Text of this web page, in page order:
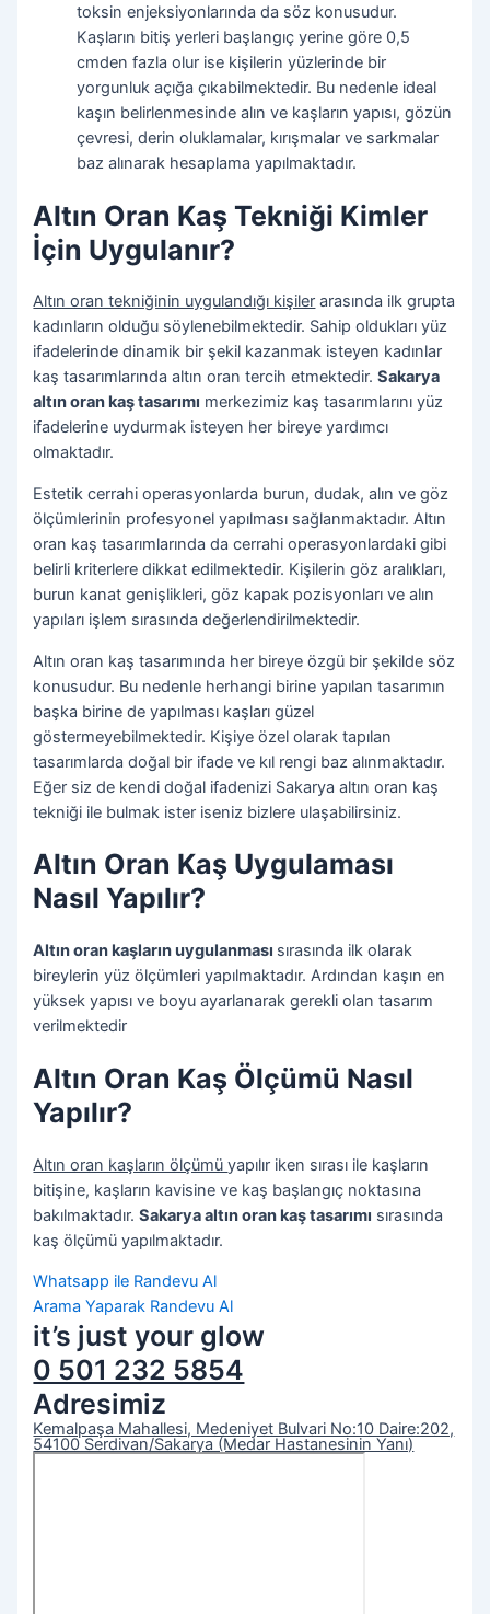
toksin enjeksiyonlarında da söz konusudur.
Kaşların bitiş yerleri başlangıç yerine göre 0,5
cmden fazla olur ise kişilerin yüzlerinde bir
yorgunluk açığa çıkabilmektedir. Bu nedenle ideal
kaşın belirlenmesinde alın ve kaşların yapısı, gözün
çevresi, derin oluklamalar, kırışmalar ve sarkmalar
baz alınarak hesaplama yapılmaktadır.
Altın Oran Kaş Tekniği Kimler
İçin Uygulanır?
Altın oran tekniğinin uygulandığı kişiler arasında ilk grupta
kadınların olduğu söylenebilmektedir. Sahip oldukları yüz
ifadelerinde dinamik bir şekil kazanmak isteyen kadınlar
kaş tasarımlarında altın oran tercih etmektedir.Sakarya
altın oran kaş tasarımı merkezimiz kaş tasarımlarını yüz
ifadelerine uydurmak isteyen her bireye yardımcı
olmaktadır.
Estetik cerrahi operasyonlarda burun, dudak, alın ve göz
ölçümlerinin profesyonel yapılması sağlanmaktadır. Altın
oran kaş tasarımlarında da cerrahi operasyonlardaki gibi
belirli kriterlere dikkat edilmektedir. Kişilerin göz aralıkları,
burun kanat genişlikleri, göz kapak pozisyonları ve alın
yapıları işlem sırasında değerlendirilmektedir.
Altın oran kaş tasarımında her bireye özgü bir şekilde söz
konusudur. Bu nedenle herhangi birine yapılan tasarımın
başka birine de yapılması kaşları güzel
göstermeyebilmektedir. Kişiye özel olarak tapılan
tasarımlarda doğal bir ifade ve kıl rengi baz alınmaktadır.
Eğer siz de kendi doğal ifadenizi Sakarya altın oran kaş
tekniği ile bulmak ister iseniz bizlere ulaşabilirsiniz.
Altın Oran Kaş Uygulaması
Nasıl Yapılır?
Altın oran kaşların uygulanması sırasında ilk olarak
bireylerin yüz ölçümleri yapılmaktadır. Ardından kaşın en
yüksek yapısı ve boyu ayarlanarak gerekli olan tasarım
verilmektedir
Altın Oran Kaş Ölçümü Nasıl
Yapılır?
Altın oran kaşların ölçümüyapılır iken sırası ile kaşların
bitişine, kaşların kavisine ve kaş başlangıç noktasına
bakılmaktadır.Sakarya altın oran kaş tasarımı sırasında
kaş ölçümü yapılmaktadır.
Whatsapp ile Randevu Al
Arama Yaparak Randevu Al
it’s just your glow
0 501 232 5854
Adresimiz
Kemalpaşa Mahallesi, Medeniyet Bulvari No:10 Daire:202,
54100 Serdivan/Sakarya (Medar Hastanesinin Yanı)